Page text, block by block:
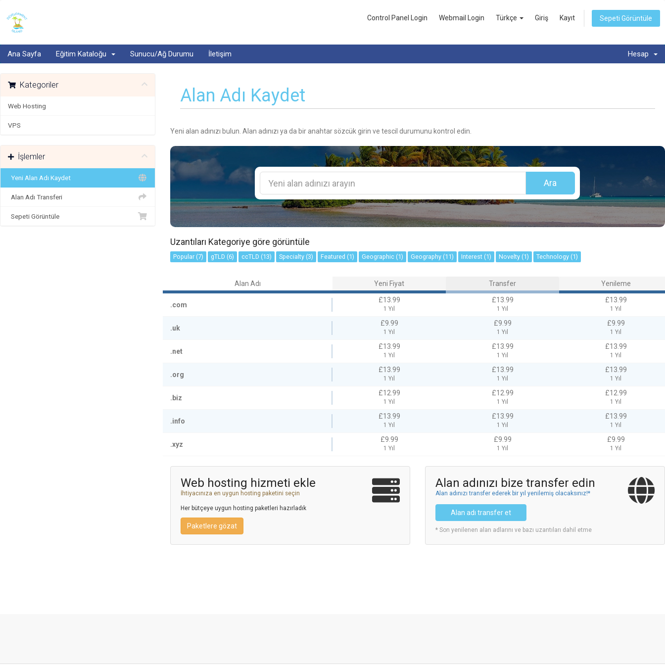
Control Panel Login Webmail Login Türkçe Giriş Kayıt Sepeti Görüntüle
Ana Sayfa Eğitim Kataloğu Sunucu/Ağ Durumu İletişim Hesap
Alan Adı Kaydet
Kategoriler
Web Hosting
VPS
İşlemler
Yeni Alan Adı Kaydet
Alan Adı Transferi
Sepeti Görüntüle
Yeni alan adınızı bulun. Alan adınızı ya da bir anahtar sözcük girin ve tescil durumunu kontrol edin.
Ara
Uzantıları Kategoriye göre görüntüle
Popular (7) gTLD (6) ccTLD (13) Specialty (3) Featured (1) Geographic (1) Geography (11) Interest (1) Novelty (1) Technology (1)
Alan Adı Yeni Fiyat Transfer Yenileme
.com
£13.99
1 Yıl
£13.99
1 Yıl
£13.99
1 Yıl
.uk
£9.99
1 Yıl
£9.99
1 Yıl
£9.99
1 Yıl
.net
£13.99
1 Yıl
£13.99
1 Yıl
£13.99
1 Yıl
.org
£13.99
1 Yıl
£13.99
1 Yıl
£13.99
1 Yıl
.biz
£12.99
1 Yıl
£12.99
1 Yıl
£12.99
1 Yıl
.info
£13.99
1 Yıl
£13.99
1 Yıl
£13.99
1 Yıl
.xyz
£9.99
1 Yıl
£9.99
1 Yıl
£9.99
1 Yıl
Web hosting hizmeti ekle
İhtiyacınıza en uygun hosting paketini seçin
Her bütçeye uygun hosting paketleri hazırladık
Paketlere gözat
Alan adınızı bize transfer edin
Alan adınızı transfer ederek bir yıl yenilemiş olacaksınız!*
Alan adı transfer et
* Son yenilenen alan adlarını ve bazı uzantıları dahil etme